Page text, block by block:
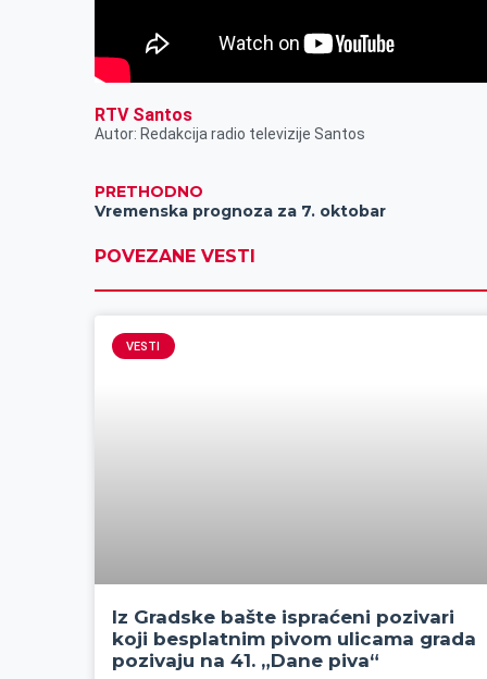
RTV Santos
Autor: Redakcija radio televizije Santos
PRETHODNO
Vremenska prognoza za 7. oktobar
POVEZANE VESTI
VESTI
Iz Gradske bašte ispraćeni pozivari
koji besplatnim pivom ulicama grada
pozivaju na 41. „Dane piva“